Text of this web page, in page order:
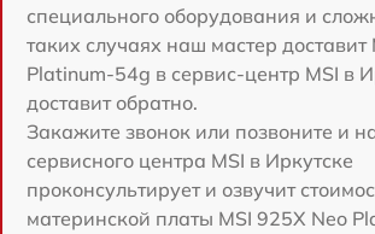
специального оборудования и
таких случаях наш мастер доставит
Platinum-54g в сервис-центр MSI в
доставит обратно.
Закажите звонок или позвоните и
сервисного центра MSI в Иркутске
проконсультирует и озвучит
материнской платы MSI 925X Neo